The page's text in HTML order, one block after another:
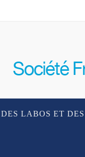
DES LABOS ET